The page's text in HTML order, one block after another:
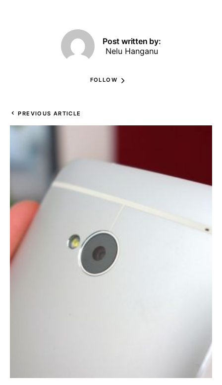
Post written by:
Nelu Hanganu
FOLLOW
PREVIOUS ARTICLE